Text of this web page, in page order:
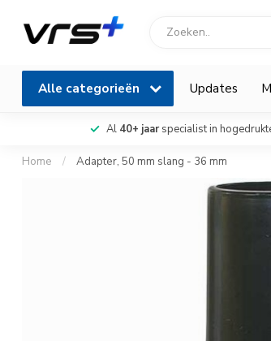
Alle categorieën Updates
Al 40+ jaarspecialist in
Home / Adapter, 50 mm slang - 36 mm